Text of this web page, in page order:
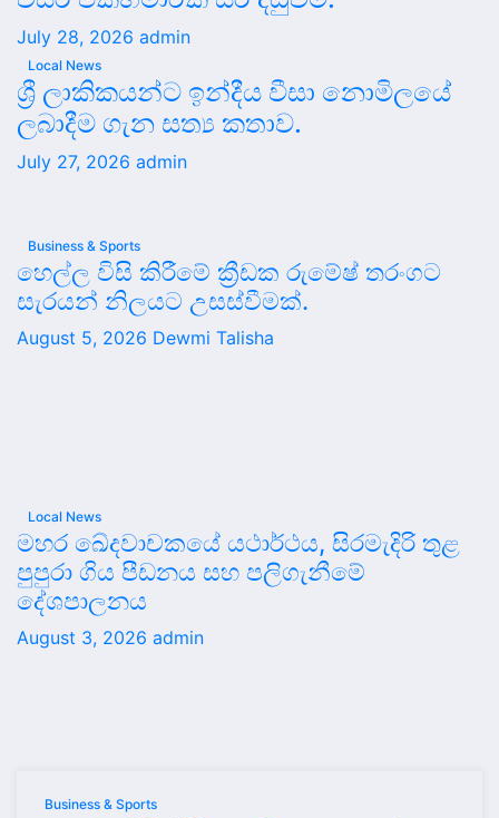
July 28, 2026 admin
Local News
ශ්‍රී ලාකිකයන්ට ඉන්දීය වීසා නොමිලයේ
ලබාදීම ගැන සත්‍ය කතාව.
July 27, 2026 admin
Business & Sports
හෙල්ල විසි කිරීමේ ක්‍රීඩක රුමේෂ් තරංගට
සැරයන් නිලයට උසස්වීමක්.
August 5, 2026 Dewmi Talisha
Local News
මහර ඛේදවාචකයේ යථාර්ථය, සිරමැදිරි තුළ
පුපුරා ගිය පීඩනය සහ පලිගැනීමේ
දේශපාලනය
August 3, 2026 admin
Business & Sports